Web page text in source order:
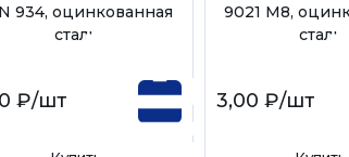
934, оцинкованная
сталь
₽/шт
9021 М8,
сталь
3,00 ₽/шт